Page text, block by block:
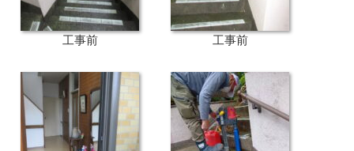
工事前 工事前